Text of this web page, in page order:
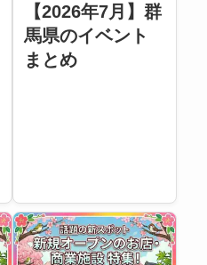
【2026年7月】群
馬県のイベント
まとめ